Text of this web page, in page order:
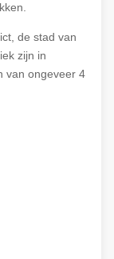
de stad van
zijn in
van ongeveer 4